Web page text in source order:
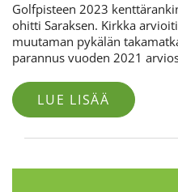
Golfpisteen 2023
ohitti Saraksen. Kirkka
muutaman pykälän
parannus vuoden 2021
LUE LISÄÄ